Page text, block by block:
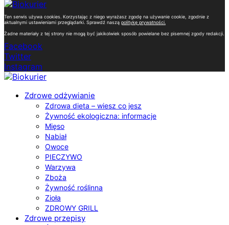
Ten serwis używa cookies. Korzystając z niego wyrażasz zgodę na używanie cookie, zgodnie z
aktualnymi ustawieniami przeglądarki. Sprawdź naszą politykę prywatności.
Żadne materiały z tej strony nie mogą być jakikolwiek sposób powielane bez pisemnej zgody redakcji.
Facebook
Twitter
Instagram
Zdrowe odżywianie
Zdrowa dieta – wiesz co jesz
Żywność ekologiczna: informacje
Mięso
Nabiał
Owoce
PIECZYWO
Warzywa
Zboża
Żywność roślinna
Zioła
ZDROWY GRILL
Zdrowe przepisy